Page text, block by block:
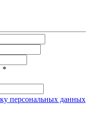
*
персональных данных